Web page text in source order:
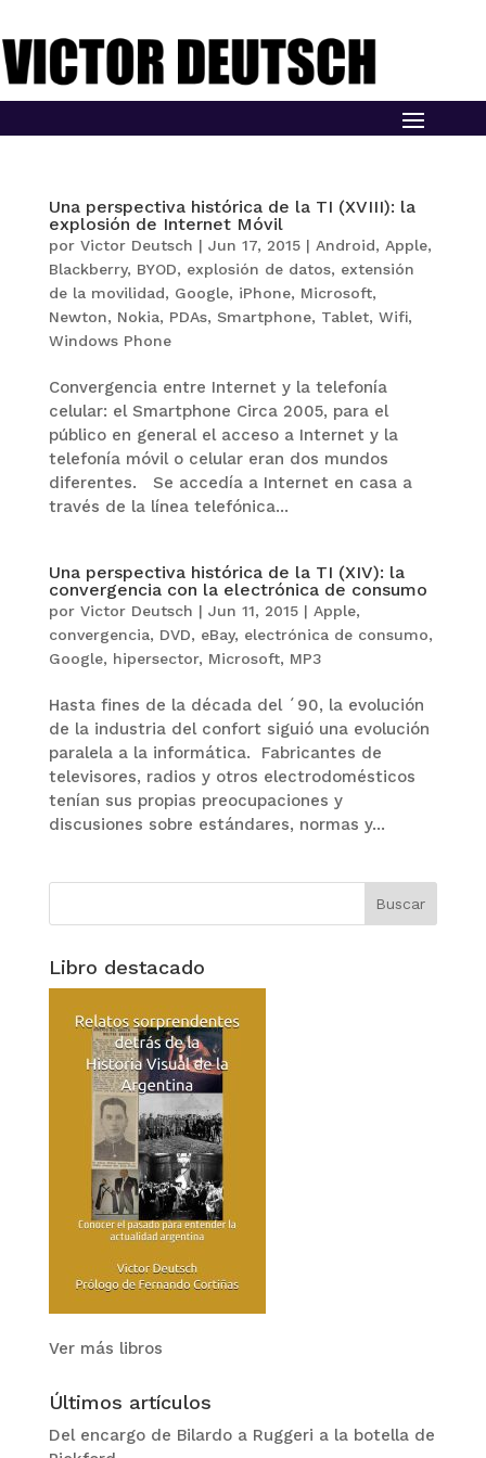
Una perspectiva histórica de la TI (XVIII): la
explosión de Internet Móvil
por Victor Deutsch | Jun 17, 2015| Android, Apple,
Blackberry, BYOD, explosión de datos, extensión
de la movilidad, Google, iPhone, Microsoft,
Newton, Nokia, PDAs, Smartphone, Tablet, Wifi,
Windows Phone
Convergencia entre Internet y la telefonía
celular: el Smartphone Circa 2005, para el
público en general el acceso a Internet y la
telefonía móvil o celular eran dos mundos
diferentes. Se accedía a Internet en casa a
través de la línea telefónica...
Una perspectiva histórica de la TI (XIV): la
convergencia con la electrónica de consumo
por Victor Deutsch | Jun 11, 2015| Apple,
convergencia, DVD, eBay, electrónica de consumo,
Google, hipersector, Microsoft, MP3
Hasta fines de la década del ´90, la evolución
de la industria del confort siguió una evolución
paralela a la informática. Fabricantes de
televisores, radios y otros electrodomésticos
tenían sus propias preocupaciones y
discusiones sobre estándares, normas y...
Libro destacado
Ver más libros
Últimos artículos
Del encargo de Bilardo a Ruggeri a la botella de